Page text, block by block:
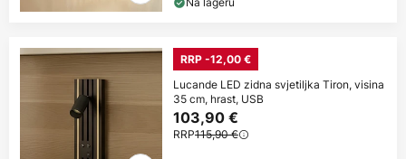
RRP -12,00 €
Lucande LED zidna svjetiljka Tiron, visina
35 cm, hrast, USB
103,90 €
RRP115,90 €